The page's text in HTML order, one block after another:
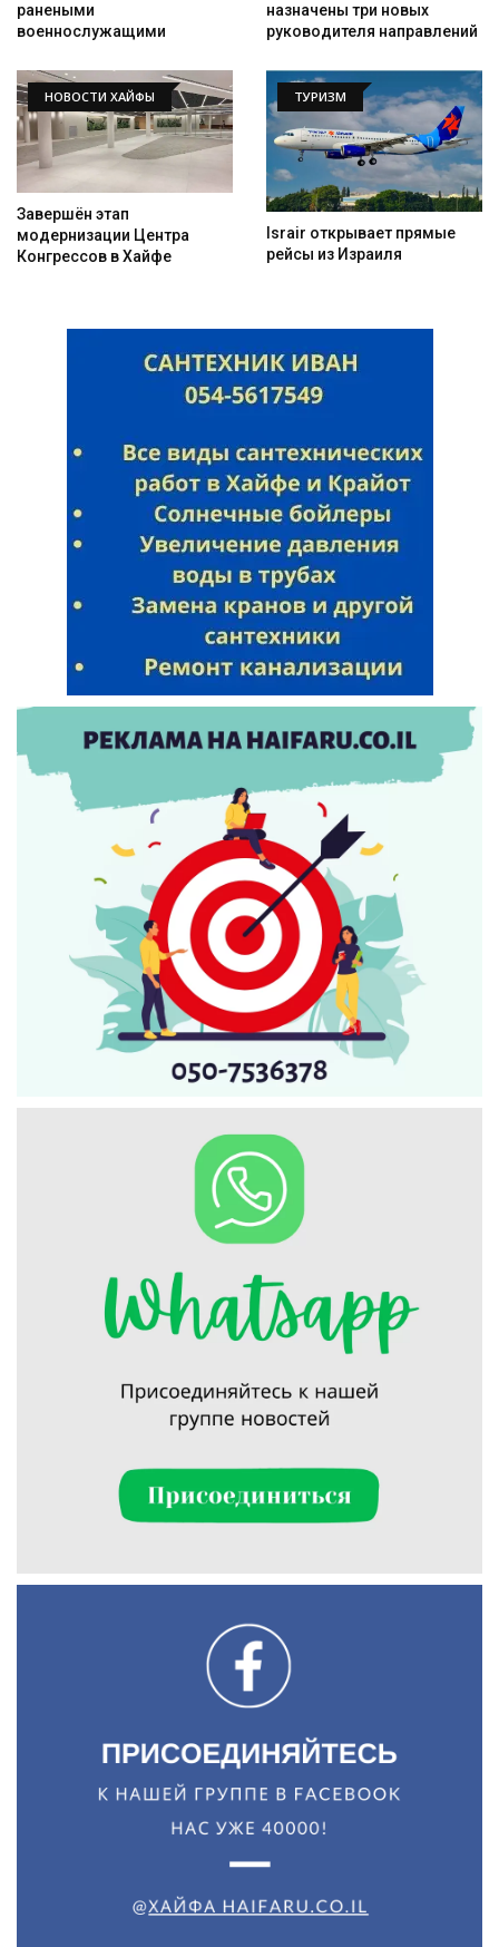
ранеными
военнослужащими
назначены три новых
руководителя направлений
НОВОСТИ ХАЙФЫ
Завершён этап
модернизации Центра
Конгрессов в Хайфе
ТУРИЗМ
Israir открывает прямые
рейсы из Израиля